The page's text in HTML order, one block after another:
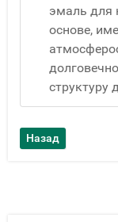
эмаль для
основе,
структуру